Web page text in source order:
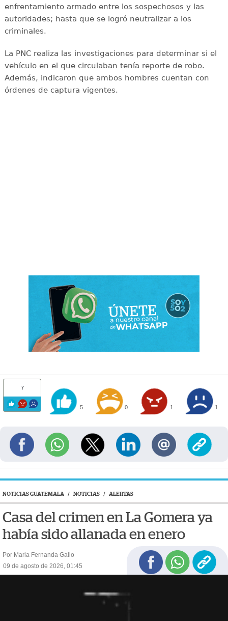
enfrentamiento armado entre los sospechosos y las
autoridades; hasta que se logró neutralizar a los
criminales.
La PNC realiza las investigaciones para determinar si el
vehículo en el que circulaban tenía reporte de robo.
Además, indicaron que ambos hombres cuentan con
órdenes de captura vigentes.
7
5 0 1 1
NOTICIAS GUATEMALA / NOTICIAS / ALERTAS
Casa del crimen en La Gomera ya
había sido allanada en enero
Por Maria Fernanda Gallo
09 de agosto de 2026, 01:45